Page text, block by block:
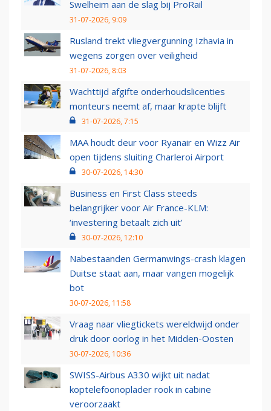
Swelheim aan de slag bij ProRail
31-07-2026, 9:09
Rusland trekt vliegvergunning Izhavia in
wegens zorgen over veiligheid
31-07-2026, 8:03
Wachttijd afgifte onderhoudslicenties
monteurs neemt af, maar krapte blijft
31-07-2026, 7:15
MAA houdt deur voor Ryanair en Wizz Air
open tijdens sluiting Charleroi Airport
30-07-2026, 14:30
Business en First Class steeds
belangrijker voor Air France-KLM:
‘investering betaalt zich uit’
30-07-2026, 12:10
Nabestaanden Germanwings-crash klagen
Duitse staat aan, maar vangen mogelijk
bot
30-07-2026, 11:58
Vraag naar vliegtickets wereldwijd onder
druk door oorlog in het Midden-Oosten
30-07-2026, 10:36
SWISS-Airbus A330 wijkt uit nadat
koptelefoonoplader rook in cabine
veroorzaakt